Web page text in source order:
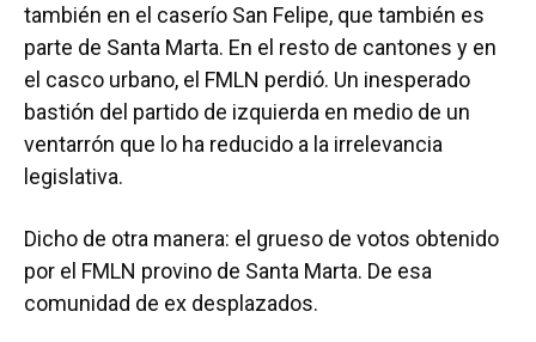
también en el caserío San Felipe, que también es
parte de Santa Marta. En el resto de cantones y en
el casco urbano, el FMLN perdió. Un inesperado
bastión del partido de izquierda en medio de un
ventarrón que lo ha reducido a la irrelevancia
legislativa.
Dicho de otra manera: el grueso de votos obtenido
por el FMLN provino de Santa Marta. De esa
comunidad de ex desplazados.